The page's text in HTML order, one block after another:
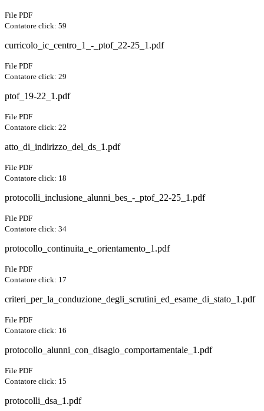
File PDF
Contatore click: 59
curricolo_ic_centro_1_-_ptof_22-25_1.pdf
File PDF
Contatore click: 29
ptof_19-22_1.pdf
File PDF
Contatore click: 22
atto_di_indirizzo_del_ds_1.pdf
File PDF
Contatore click: 18
protocolli_inclusione_alunni_bes_-_ptof_22-25_1.pdf
File PDF
Contatore click: 34
protocollo_continuita_e_orientamento_1.pdf
File PDF
Contatore click: 17
criteri_per_la_conduzione_degli_scrutini_ed_esame_di_stato_1.pdf
File PDF
Contatore click: 16
protocollo_alunni_con_disagio_comportamentale_1.pdf
File PDF
Contatore click: 15
protocolli_dsa_1.pdf